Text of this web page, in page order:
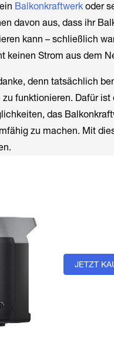
Balkonkraftwerkoder
davon aus, dass ihr
kann – schließlich
keinen Strom aus dem
denn tatsächlich
funktionieren. Dafür
das
zu machen. Mit
JETZT